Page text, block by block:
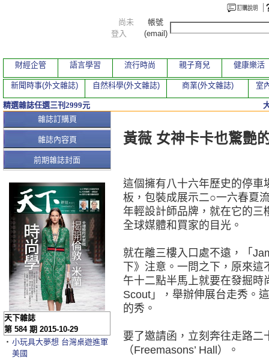
本期文章
黃薇 女神卡卡也驚艷
這個擁有八十六年歷史的停車
板，包裝成展示二○一六春夏
年輕設計師品牌，就在它的三
全球媒體和買家的目光。
就在離三樓入口處不遠，「
下》注意。一問之下，原來
午十二點半馬上就要在發掘
Scout」，舉辦伸展台走秀。
的秀。
要了邀請函，立刻奔往走路
（Freemasons’ Hall）。
雜誌訂購頁
雜誌內容頁
前期雜誌封面
天下雜誌
第 584 期 2015-10-29
‧ 小玩具大夢想 台灣桌遊進軍
美國
尚未
登入
帳號
(email)
財經企管 語言學習 流行時尚 親子育兒 健康樂活
新聞時事(外文雜誌) 自然科學(外文雜誌) 商業(外文雜誌) 室
精選雜誌任選三刊2999元